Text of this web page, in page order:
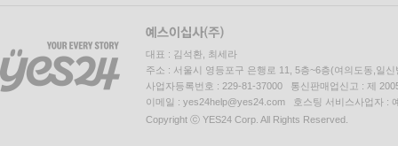
대표 : 김석환, 최세라
주소 : 서울시 영등포구 은행로 11, 5층~6층(여의도동,일신
사업자등록번호 : 229-81-37000 통신판매업신고 : 제
이메일 : yes24help@yes24.com 호스팅 서비스사업자 :
Copyright ⓒ YES24 Corp. All Rights Reserved.